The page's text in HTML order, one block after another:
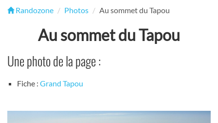
Randozone Photos Au sommet du Tapou
Au sommet du Tapou
Une photo de la page :
Fiche : Grand Tapou